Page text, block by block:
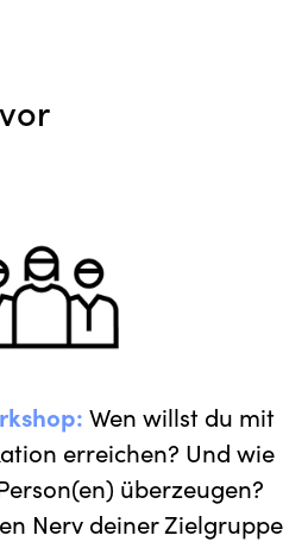
Wen willst du mit
erreichen? Und wie
überzeugen?
Nerv deiner Zielgruppe